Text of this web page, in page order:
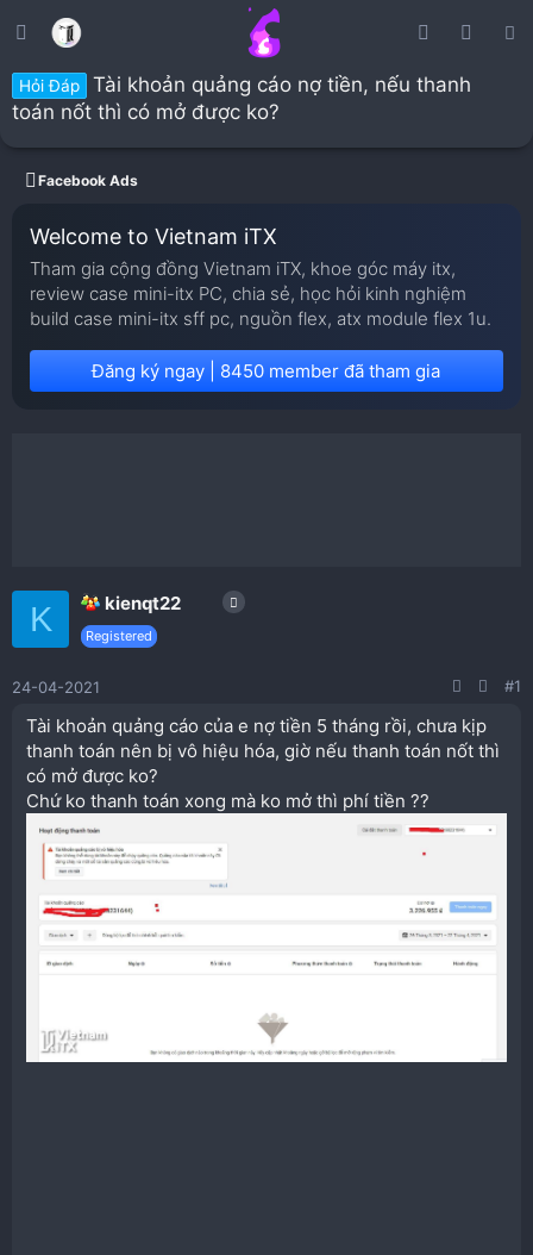
Hỏi Đáp
Tài khoản quảng cáo nợ tiền, nếu thanh
toán nốt thì có mở được ko?
Facebook Ads
Welcome to Vietnam iTX
Tham gia cộng đồng Vietnam iTX, khoe góc máy itx,
review case mini-itx PC, chia sẻ, học hỏi kinh nghiệm
build case mini-itx sff pc, nguồn flex, atx module flex 1u.
Đăng ký ngay | 8450 member đã tham gia
K kienqt22
Registered
24-04-2021 #1
Tài khoản quảng cáo của e nợ tiền 5 tháng rồi, chưa kịp
thanh toán nên bị vô hiệu hóa, giờ nếu thanh toán nốt thì
có mở được ko?
Chứ ko thanh toán xong mà ko mở thì phí tiền ??